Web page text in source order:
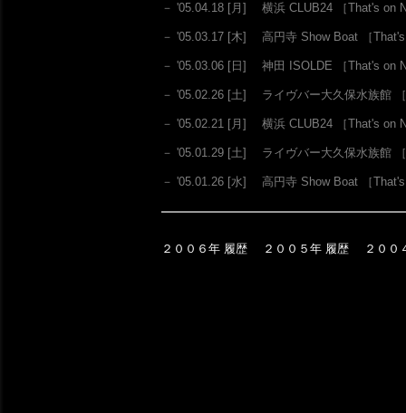
－ '05.04.18 [月] 横浜 CLUB24 ［That's on
－ '05.03.17 [木] 高円寺 Show Boat ［
－ '05.03.06 [日] 神田 ISOLDE ［That's on
－ '05.02.26 [土] ライヴバー大久保水族館
－ '05.02.21 [月] 横浜 CLUB24 ［That's on
－ '05.01.29 [土] ライヴバー大久保水族館
－ '05.01.26 [水] 高円寺 Show Boat ［
２００６年 履歴 ２００５年 履歴 ２００